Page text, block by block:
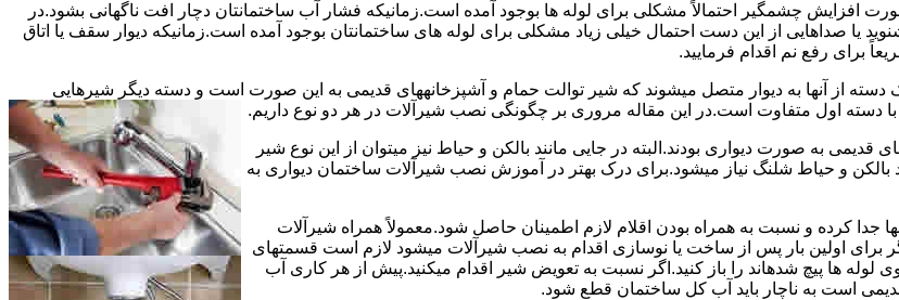
افزایش چشمگیر احتمالاً مشکلی برای لوله ها بوجود آمده است.زمانیکه فشار آب ساختمانتان دچار افت ناگهانی بشود.در
صداهایی از این دست احتمال خیلی زیاد مشکلی برای لوله های ساختمانتان بوجود آمده است.زمانیکه دیوار سقف یا اتاق
برای رفع نم اقدام فرمایید.
از آنها به دیوار متصل میشوند که شیر توالت حمام و آشپزخانههای قدیمی به این صورت است و دسته دیگر شیرهایی
اول متفاوت است.در این مقاله مروری بر چگونگی نصب شیرآلات در هر دو نوع داریم.
به صورت دیواری بودند.البته در جایی مانند بالکن و حیاط نیز میتوان از این نوع شیر
و حیاط شلنگ نیاز میشود.برای درک بهتر در آموزش نصب شیرآلات ساختمان دیواری به
جدا کرده و نسبت به همراه بودن اقلام لازم اطمینان حاصل شود.معمولاً همراه شیرآلات
اولین بار پس از ساخت یا نوسازی اقدام به نصب شیرآلات میشود لازم است قسمتهای
ها پیچ شدهاند را باز کنید.اگر نسبت به تعویض شیر اقدام میکنید.پیش از هر کاری آب
است به ناچار باید آب کل ساختمان قطع شود.